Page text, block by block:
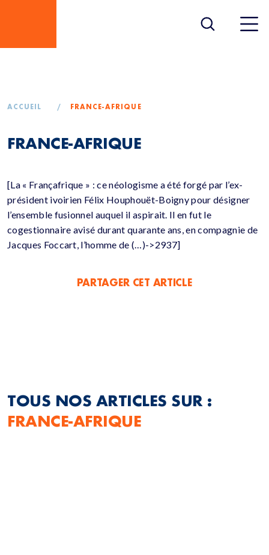
ACCUEIL / FRANCE-AFRIQUE
FRANCE-AFRIQUE
[La « Françafrique » : ce néologisme a été forgé par l’ex-
président ivoirien Félix Houphouët-Boigny pour désigner
l’ensemble fusionnel auquel il aspirait. Il en fut le
cogestionnaire avisé durant quarante ans, en compagnie de
Jacques Foccart, l’homme de (…)->2937]
PARTAGER CET ARTICLE
TOUS NOS ARTICLES SUR :
FRANCE-AFRIQUE